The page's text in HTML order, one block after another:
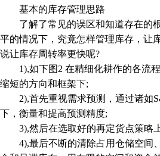
基本的库存管理思路
了解了常见的误区和知道存在的
平的情况下，究竟怎样管理库存，让
说让库存周转率更快呢?
1),如下图2 在精细化耕作的各流程
缩短的方向和框架下;
2),首先重视需求预测，通过诸如
下，衡量和提高预测精度;
3),然后在选取好的再定货点策略
4),最后不断的清除占用仓储空间